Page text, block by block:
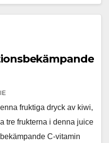
fruktiga dryck av kiwi,
tre frukterna i denna juice
C-vitamin